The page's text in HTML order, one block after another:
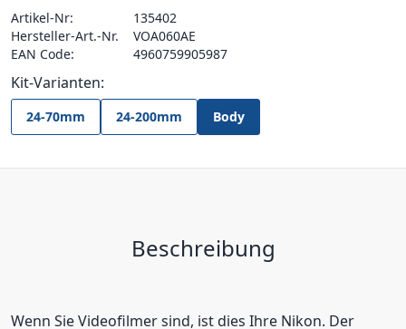
Artikel-Nr:
135402
Hersteller-Art.-Nr.
VOA060AE
EAN Code:
4960759905987
Kit-Varianten:
24-70mm 24-200mm Body
Beschreibung
Wenn Sie Videofilmer sind, ist dies Ihre Nikon. Der